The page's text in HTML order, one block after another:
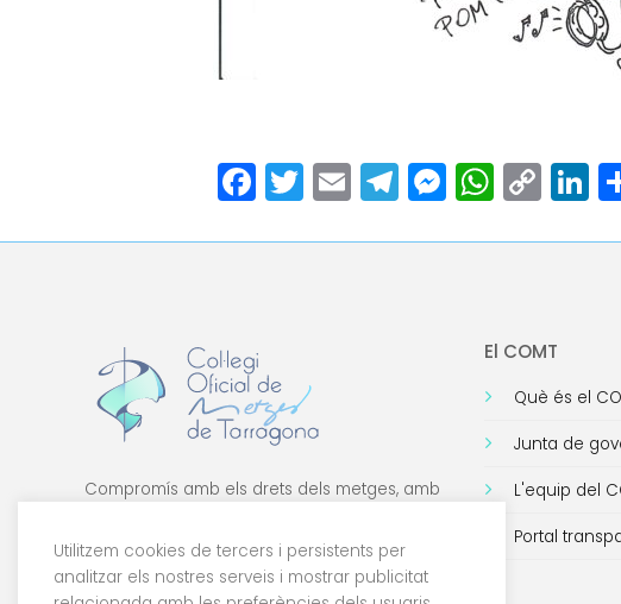
Facebook
Twitter
EmailTelegram
Link
Compromís amb els drets dels metges, amb
El COMT
Què és el
Junta de
L'equip del
Portal
Utilitzem cookies de tercers i persistents per
analitzar els nostres serveis i mostrar publicitat